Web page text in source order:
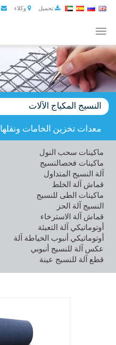
تحميل وكلاء
Toggle
navigation
النسيج المكياج الآلات
معدات تخزين الخامات ونقلها
ماكینات سحب النول
ماكینات فحصالنسیج
آلة النسيج المتداول
قماش آلة الخلط
ماكينات الطى للنسيج
النسيج آلة الحز
قماش آلة الاسترخاء
أوتوماتيكي آلة التعبئة
أوتوماتيكي أنبوب الخياطة آلة
عكس آلة للنسيج أنبوبي
قطع آلة للنسيج عينة